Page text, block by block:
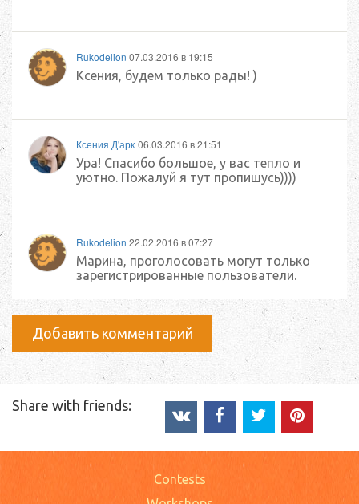
Rukodelion 07.03.2016 в 19:15
Ксения, будем только рады! )
Ксения Д'арк 06.03.2016 в 21:51
Ура! Спасибо большое, у вас тепло и
уютно. Пожалуй я тут пропишусь))))
Rukodelion 22.02.2016 в 07:27
Марина, проголосовать могут только
зарегистрированные пользователи.
Добавить комментарий
Share with friends:
Contests